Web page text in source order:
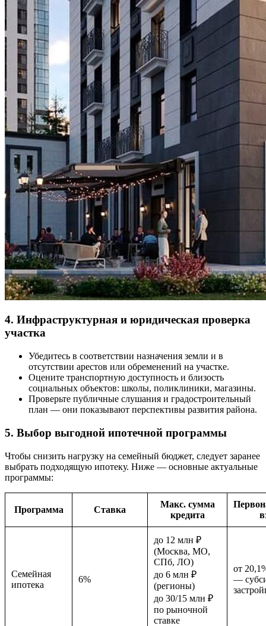
4. Инфраструктурная и юридическая проверка
участка
Убедитесь в соответствии назначения земли и в
отсутствии арестов или обременений на участке.
Оцените транспортную доступность и близость
социальных объектов: школы, поликлиники, магазины.
Проверьте публичные слушания и градостроительный
план — они показывают перспективы развития района.
5. Выбор выгодной ипотечной программы
Чтобы снизить нагрузку на семейный бюджет, следует заранее
выбрать подходящую ипотеку. Ниже — основные актуальные
программы:
Программа Ставка
Макс. сумма
кредита
Семейная
ипотека
6%
до 12 млн ₽
(Москва, МО,
СПб, ЛО)
до 6 млн ₽
(регионы)
до 30/15 млн ₽
по рыночной
ставке
от
—